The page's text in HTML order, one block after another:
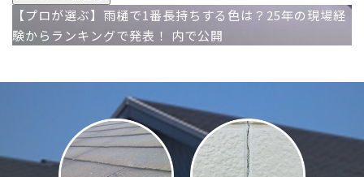
投
稿
ナ
【プロが選ぶ】雨樋で1番長持ちする色は？25年の現場経
験からランキングで発表！
内で公開